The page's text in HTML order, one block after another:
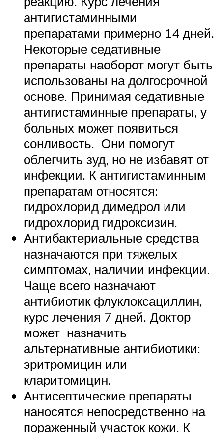
антигистаминными
препаратами примерно 14 дней.
Некоторые седативные
препараты наоборот могут быть
использованы на долгосрочной
основе. Принимая седативные
антигистаминные препараты, у
больных может появиться
сонливость. Они помогут
облегчить зуд, но не избавят от
инфекции. К антигистаминным
препаратам относятся:
гидрохлорид димедрол или
гидрохлорид гидроксизин.
Антибактериальные средства
назначаются при тяжелых
симптомах, наличии инфекции.
Чаще всего назначают
антибиотик флуклоксациллин,
курс лечения 7 дней. Доктор
может назначить
альтернативные антибиотики:
эритромицин или
кларитомицин.
Антисептические препараты
наносятся непосредственно на
пораженный участок кожи. К